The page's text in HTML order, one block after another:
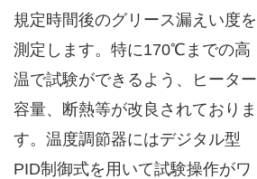
規定時間後のグリース漏えい度を
測定します。特に170℃までの高
温で試験ができるよう、ヒーター
容量、断熱等が改良されておりま
す。温度調節器にはデジタル型
PID制御式を用いて試験操作がワ